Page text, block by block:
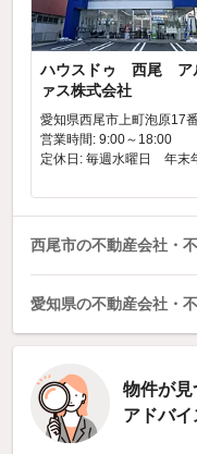
ハウスドゥ 西尾 ア
ァス株式会社
愛知県西尾市上町泡原17
営業時間: 9:00～18:00
定休日: 毎週水曜日 年末
西尾市の不動産会社・
愛知県の不動産会社・
物件が見
アドバイ